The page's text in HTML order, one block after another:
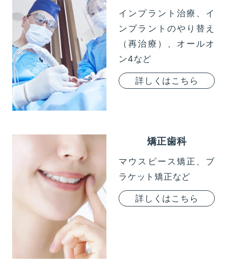
インプラント治療、イ
ンプラントのやり替え
（再治療）、オールオ
ン4など
詳しくはこちら
矯正歯科
マウスピース矯正、ブ
ラケット矯正など
詳しくはこちら